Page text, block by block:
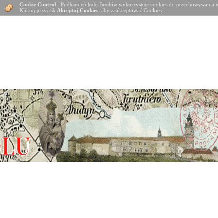
Cookie Control - Podkamień koło Brodów wykorzystuje cookies do
Kliknij przycisk Akceptuj Cookies , aby zaakceptować Cookies.